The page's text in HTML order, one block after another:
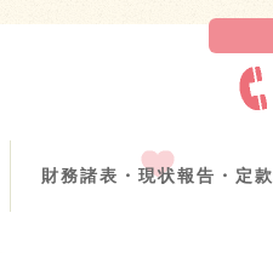
財務諸表・現状報告・定款